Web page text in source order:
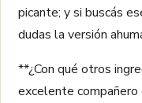
picante; y si buscás
dudas la versión
**¿Con qué otros
excelente compañero